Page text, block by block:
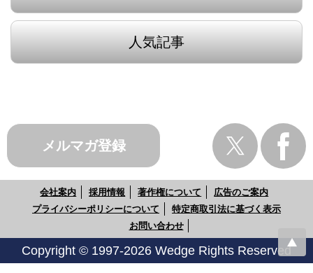
人気記事
メルマガ登録
会社案内 採用情報 著作権について
広告のご案内
プライバシーポリシーについて
特定商取引法に基づく表示
お問い合わせ
Copyright © 1997-2026 Wedge Rights Reserved